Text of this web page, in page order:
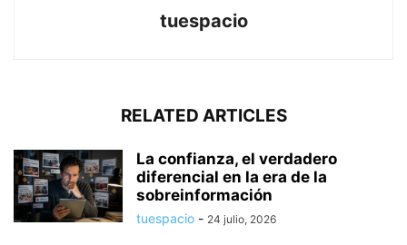
tuespacio
RELATED ARTICLES
La confianza, el verdadero
diferencial en la era de la
sobreinformación
tuespacio - 24 julio, 2026